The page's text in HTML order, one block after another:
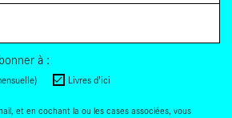
à :
Livres d'ici
et en cochant la ou les cases associées, vous